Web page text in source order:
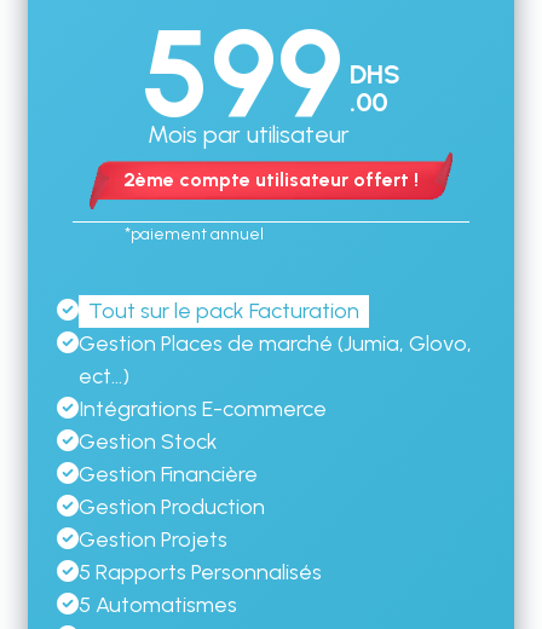
599 .00
DHS
Mois par utilisateur
2ème compte utilisateur offert !
*paiement annuel
Tout sur le pack Facturation
Gestion Places de marché (Jumia, Glovo,
ect...)
Intégrations E-commerce
Gestion Stock
Gestion Financière
Gestion Production
Gestion Projets
5 Rapports Personnalisés
5 Automatismes